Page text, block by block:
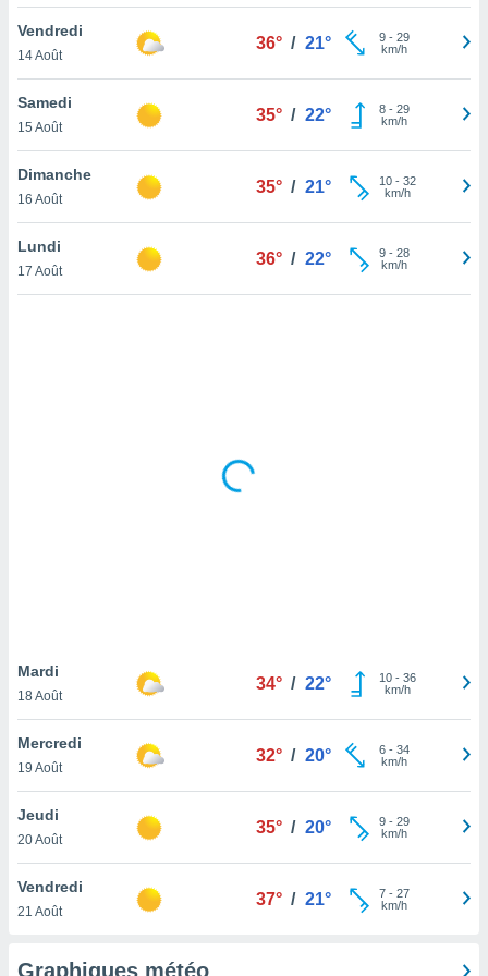
votre
à
en
le
notre
que
et que
Vendredi
14 Août
36° / 21° 9- 29
km/h
Samedi
15 Août
35° / 22° 8- 29
km/h
Dimanche
16 Août
35° / 21° 10- 32
km/h
Lundi
17 Août
36° / 22° 9- 28
km/h
Mardi
18 Août
34° / 22° 10- 36
km/h
Mercredi
19 Août
32° / 20° 6- 34
km/h
Jeudi
20 Août
35° / 20° 9- 29
km/h
Vendredi
21 Août
37° / 21° 7- 27
km/h
Graphiques météo